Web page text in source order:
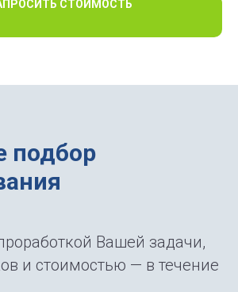
СТОИМОСТЬ
подбор
Вашей задачи,
и стоимостью — в течение